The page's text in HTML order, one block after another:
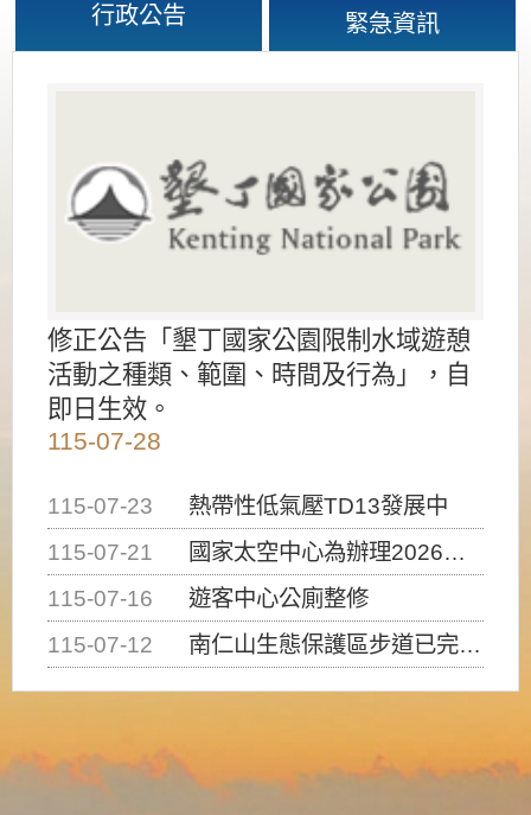
行政公告 緊急資訊
修正公告「墾丁國家公園限制水域遊憩
活動之種類、範圍、時間及行為」，自
即日生效。
115-07-28
115-07-23
熱帶性低氣壓TD13發展中
115-07-21
國家太空中心為辦理2026台灣盃火箭競賽，陸、海、空域警戒及協調相關事宜，因颱風備案事宜
115-07-16
遊客中心公廁整修
115-07-12
南仁山生態保護區步道已完成修復，自115年7月13日（星期一）起恢復開放入園，歡迎民眾依規定申請入園....